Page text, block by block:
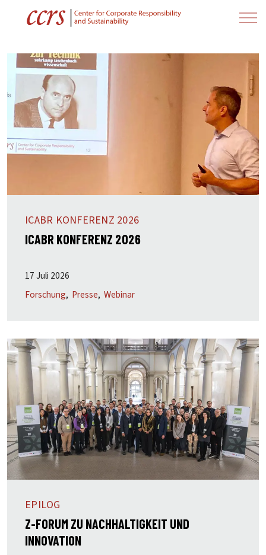
ICABR KONFERENZ 2026
ICABR KONFERENZ 2026
17 Juli 2026
Forschung Presse Webinar
EPILOG
Z-FORUM ZU NACHHALTIGKEIT UND
INNOVATION